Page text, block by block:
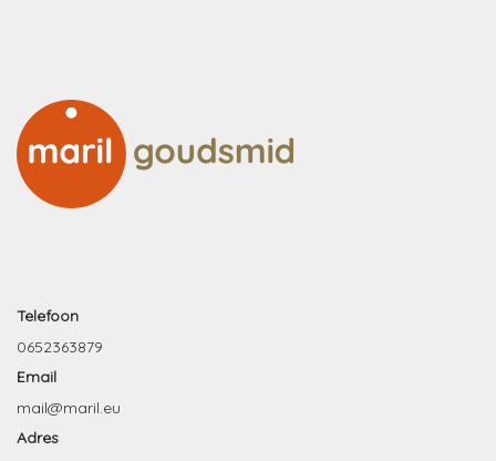
Telefoon
0652363879
Email
mail@maril.eu
Adres